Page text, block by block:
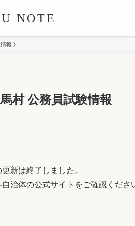
NOTE
報
村 公務員試験情報
新は終了しました。
治体の公式サイトをご確認くださ